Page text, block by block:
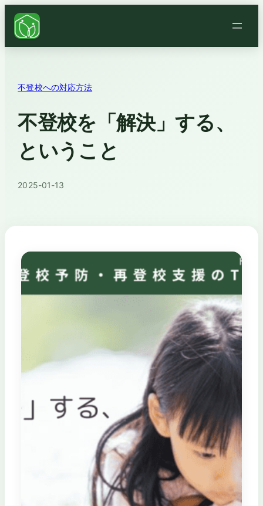
不登校への対応方法
不登校を「解決」する、
ということ
2025-01-13